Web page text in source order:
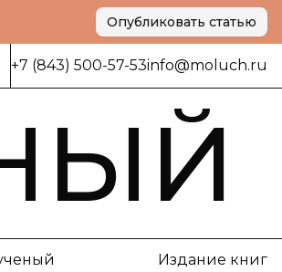
Опубликовать статью
+7 (843) 500-57-53info@moluch.ru
Издание книг